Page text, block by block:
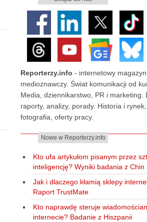
Reporterzy.info - internetowy magazyn
medioznawczy. Świat komunikacji od
Media, dziennikarstwo, PR i marketing.
raporty, analizy, porady. Historia i rynek,
fotografia, oferty pracy.
Nowe w Reporterzy.info
Kto ufa artykułom pisanym przez
inteligencję? Wyniki badania z Chin
Jak i dlaczego kłamią sklepy
Raport TrustMate
Kto naprawdę steruje
internecie? Badanie z Hiszpanii